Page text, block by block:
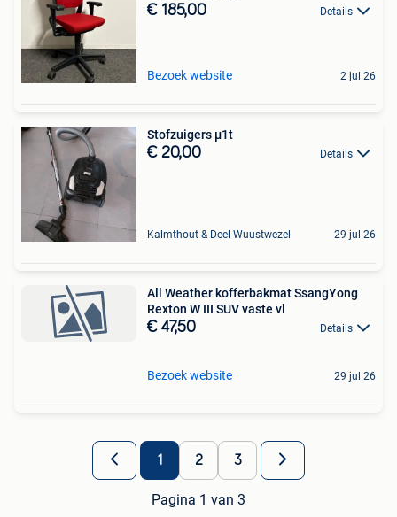
€ 185,00 Details
Bezoek website 2 jul 26
Stofzuigers µ1t
€ 20,00 Details
Kalmthout & Deel Wuustwezel 29 jul 26
All Weather kofferbakmat SsangYong
Rexton W III SUV vaste vl
€ 47,50 Details
Bezoek website 29 jul 26
1 2 3
Pagina 1 van 3